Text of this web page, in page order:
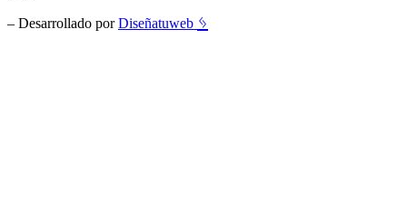
– Desarrollado porDiseñatuweb ᛃ